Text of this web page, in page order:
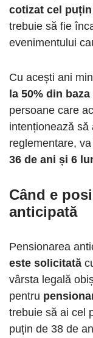
cotizat cel puțin
trebuie să fie
evenimentului
Cu acești ani
la 50% din
persoane care
intenționează să
reglementare,
36 de ani și 6
Când e
anticipată
Pensionarea
este solicitată
vârsta legală
pentru
trebuie să ai cel
puțin de 38 de